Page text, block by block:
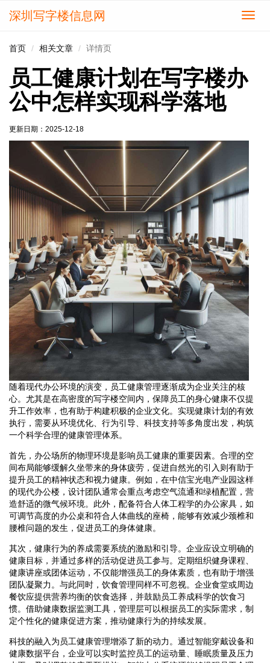
切
深圳写字楼信息网
首页 相关文章 详情页
员工健康计划在写字楼办
公中怎样实现科学落地
更新日期： 2025-12-18
随着现代办公环境的演变，员工健康管理逐渐成为企业关注的核
心。尤其是在高密度的写字楼空间内，保障员工的身心健康不仅提
升工作效率，也有助于构建积极的企业文化。实现健康计划的有效
执行，需要从环境优化、行为引导、科技支持等多角度出发，构筑
一个科学合理的健康管理体系。
首先，办公场所的物理环境是影响员工健康的重要因素。合理的空
间布局能够缓解久坐带来的身体疲劳，促进自然光的引入则有助于
提升员工的精神状态和视力健康。例如，在中信宝光电产业园这样
的现代办公楼，设计团队通常会重点考虑空气流通和绿植配置，营
造舒适的微气候环境。此外，配备符合人体工程学的办公家具，如
可调节高度的办公桌和符合人体曲线的座椅，能够有效减少颈椎和
腰椎问题的发生，促进员工的身体健康。
其次，健康行为的养成需要系统的激励和引导。企业应设立明确的
健康目标，并通过多样的活动促进员工参与。定期组织健身课程、
健康讲座或团体运动，不仅能增强员工的身体素质，也有助于增强
团队凝聚力。与此同时，饮食管理同样不可忽视。企业食堂或周边
餐饮应提供营养均衡的饮食选择，并鼓励员工养成科学的饮食习
惯。借助健康数据监测工具，管理层可以根据员工的实际需求，制
定个性化的健康促进方案，推动健康行为的持续发展。
科技的融入为员工健康管理增添了新的动力。通过智能穿戴设备和
健康数据平台，企业可以实时监控员工的运动量、睡眠质量及压力